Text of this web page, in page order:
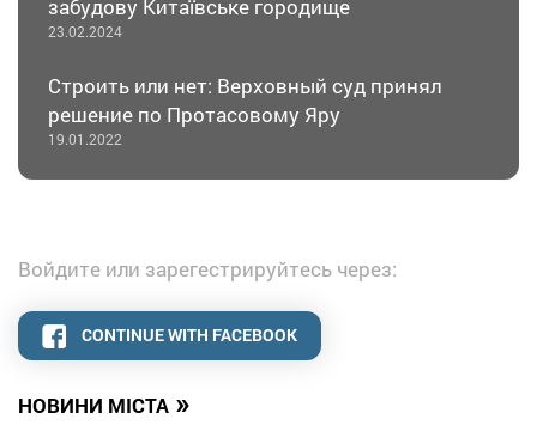
НОВИНИ МІСТА »
забудову Китаївське городище
23.02.2024
Строить или нет: Верховный суд принял
решение по Протасовому Яру
19.01.2022
Войдите или зарегестрируйтесь через:
CONTINUE WITH FACEBOOK